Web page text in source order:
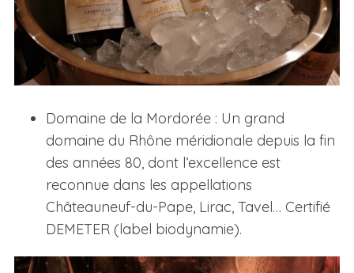
Domaine de la Mordorée : Un grand
domaine du Rhône méridionale depuis la fin
des années 80, dont l’excellence est
reconnue dans les appellations
Châteauneuf-du-Pape, Lirac, Tavel… Certifié
DEMETER (label biodynamie).
S
e
a
r
f
r
: